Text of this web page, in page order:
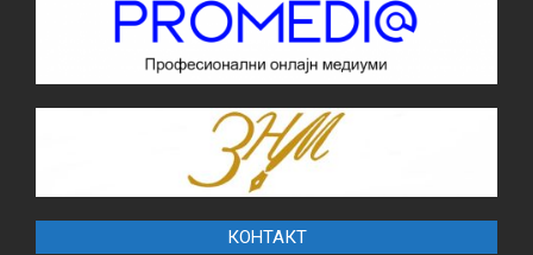
КОНТАКТ